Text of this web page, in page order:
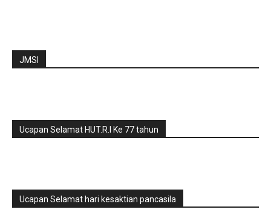
JMSI
Ucapan Selamat HUT.R.I Ke 77 tahun
Ucapan Selamat hari kesaktian pancasila